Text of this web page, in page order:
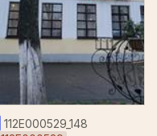
112Е000529_148